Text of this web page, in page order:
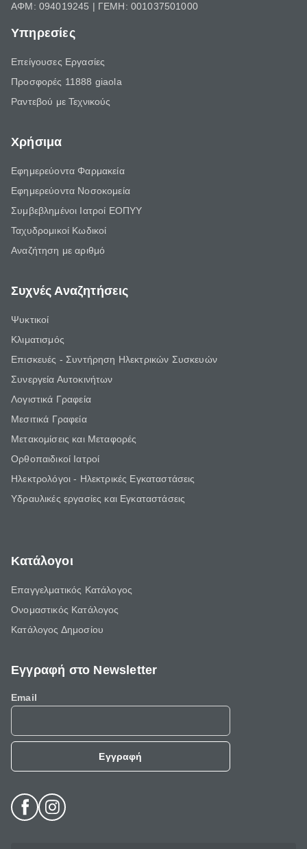
ΑΦΜ: 094019245 | ΓΕΜΗ: 001037501000
Υπηρεσίες
Επείγουσες Εργασίες
Προσφορές 11888 giaola
Ραντεβού με Τεχνικούς
Χρήσιμα
Εφημερεύοντα Φαρμακεία
Εφημερεύοντα Νοσοκομεία
Συμβεβλημένοι Ιατροί ΕΟΠΥΥ
Ταχυδρομικοί Κωδικοί
Αναζήτηση με αριθμό
Συχνές Αναζητήσεις
Ψυκτικοί
Κλιματισμός
Επισκευές - Συντήρηση Ηλεκτρικών Συσκευών
Συνεργεία Αυτοκινήτων
Λογιστικά Γραφεία
Μεσιτικά Γραφεία
Μετακομίσεις και Μεταφορές
Ορθοπαιδικοί Ιατροί
Ηλεκτρολόγοι - Ηλεκτρικές Εγκαταστάσεις
Υδραυλικές εργασίες και Εγκαταστάσεις
Κατάλογοι
Επαγγελματικός Κατάλογος
Ονομαστικός Κατάλογος
Κατάλογος Δημοσίου
Εγγραφή στο Newsletter
Email
Εγγραφή